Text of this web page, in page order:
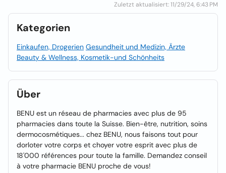
Zuletzt aktualisiert: 11/29/24, 6:43 PM
Kategorien
Einkaufen, Drogerien Gesundheit und Medizin, Ärzte
Beauty & Wellness, Kosmetik-und Schönheits
Über
BENU est un réseau de pharmacies avec plus de 95
pharmacies dans toute la Suisse. Bien-être, nutrition, soins
dermocosmétiques... chez BENU, nous faisons tout pour
dorloter votre corps et choyer votre esprit avec plus de
18'000 références pour toute la famille. Demandez conseil
à votre pharmacie BENU proche de vous!